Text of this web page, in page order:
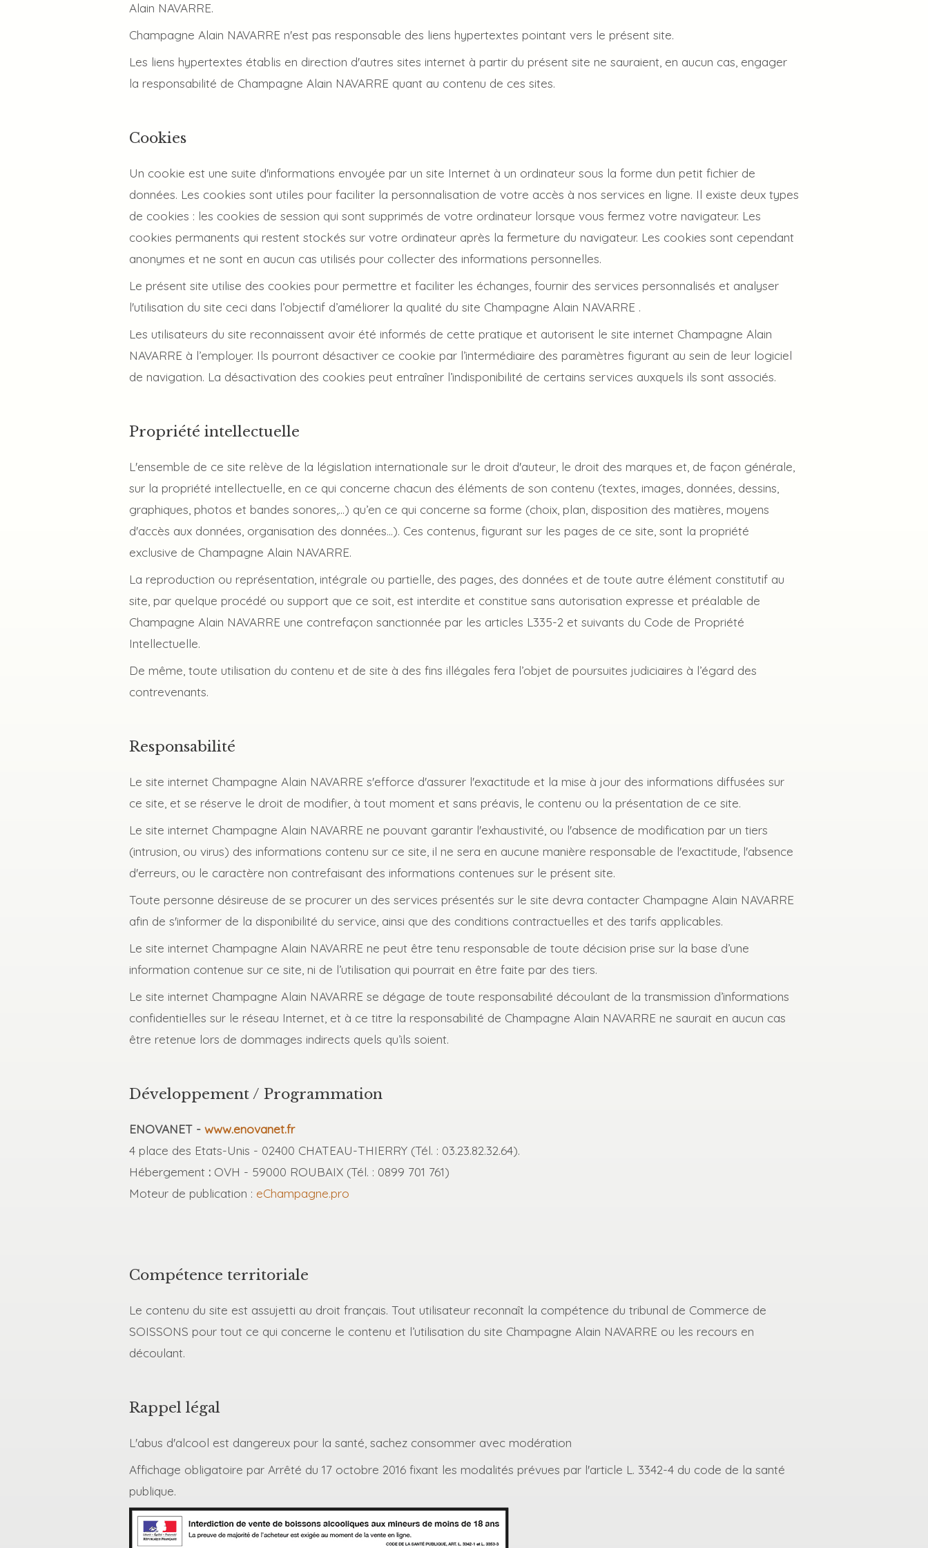
Alain NAVARRE.
Champagne Alain NAVARRE n'est pas responsable des liens hypertextes pointant vers le présent site.
Les liens hypertextes établis en direction d'autres sites internet à partir du présent site ne sauraient, en aucun cas, engager
la responsabilité de Champagne Alain NAVARRE quant au contenu de ces sites.
Cookies
Un cookie est une suite d'informations envoyée par un site Internet à un ordinateur sous la forme dun petit fichier de
données. Les cookies sont utiles pour faciliter la personnalisation de votre accès à nos services en ligne. Il existe deux types
de cookies : les cookies de session qui sont supprimés de votre ordinateur lorsque vous fermez votre navigateur. Les
cookies permanents qui restent stockés sur votre ordinateur après la fermeture du navigateur. Les cookies sont cependant
anonymes et ne sont en aucun cas utilisés pour collecter des informations personnelles.
Le présent site utilise des cookies pour permettre et faciliter les échanges, fournir des services personnalisés et analyser
l'utilisation du site ceci dans l’objectif d’améliorer la qualité du site Champagne Alain NAVARRE .
Les utilisateurs du site reconnaissent avoir été informés de cette pratique et autorisent le site internet Champagne Alain
NAVARRE à l’employer. Ils pourront désactiver ce cookie par l’intermédiaire des paramètres figurant au sein de leur logiciel
de navigation. La désactivation des cookies peut entraîner l’indisponibilité de certains services auxquels ils sont associés.
Propriété intellectuelle
L'ensemble de ce site relève de la législation internationale sur le droit d'auteur, le droit des marques et, de façon générale,
sur la propriété intellectuelle, en ce qui concerne chacun des éléments de son contenu (textes, images, données, dessins,
graphiques, photos et bandes sonores,...) qu’en ce qui concerne sa forme (choix, plan, disposition des matières, moyens
d'accès aux données, organisation des données...). Ces contenus, figurant sur les pages de ce site, sont la propriété
exclusive de Champagne Alain NAVARRE.
La reproduction ou représentation, intégrale ou partielle, des pages, des données et de toute autre élément constitutif au
site, par quelque procédé ou support que ce soit, est interdite et constitue sans autorisation expresse et préalable de
Champagne Alain NAVARRE une contrefaçon sanctionnée par les articles L335-2 et suivants du Code de Propriété
Intellectuelle.
De même, toute utilisation du contenu et de site à des fins illégales fera l’objet de poursuites judiciaires à l’égard des
contrevenants.
Responsabilité
Le site internet Champagne Alain NAVARRE s'efforce d'assurer l'exactitude et la mise à jour des informations diffusées sur
ce site, et se réserve le droit de modifier, à tout moment et sans préavis, le contenu ou la présentation de ce site.
Le site internet Champagne Alain NAVARRE ne pouvant garantir l'exhaustivité, ou l'absence de modification par un tiers
(intrusion, ou virus) des informations contenu sur ce site, il ne sera en aucune manière responsable de l'exactitude, l'absence
d'erreurs, ou le caractère non contrefaisant des informations contenues sur le présent site.
Toute personne désireuse de se procurer un des services présentés sur le site devra contacter Champagne Alain NAVARRE
afin de s'informer de la disponibilité du service, ainsi que des conditions contractuelles et des tarifs applicables.
Le site internet Champagne Alain NAVARRE ne peut être tenu responsable de toute décision prise sur la base d’une
information contenue sur ce site, ni de l’utilisation qui pourrait en être faite par des tiers.
Le site internet Champagne Alain NAVARRE se dégage de toute responsabilité découlant de la transmission d’informations
confidentielles sur le réseau Internet, et à ce titre la responsabilité de Champagne Alain NAVARRE ne saurait en aucun cas
être retenue lors de dommages indirects quels qu’ils soient.
Développement / Programmation
ENOVANET - www.enovanet.fr
4 place des Etats-Unis - 02400 CHATEAU-THIERRY (Tél. : 03.23.82.32.64).
Hébergement : OVH - 59000 ROUBAIX (Tél. : 0899 701 761)
Moteur de publication : eChampagne.pro
Compétence territoriale
Le contenu du site est assujetti au droit français. Tout utilisateur reconnaît la compétence du tribunal de Commerce de
SOISSONS pour tout ce qui concerne le contenu et l’utilisation du site Champagne Alain NAVARRE ou les recours en
découlant.
Rappel légal
L'abus d'alcool est dangereux pour la santé, sachez consommer avec modération
Affichage obligatoire par Arrêté du 17 octobre 2016 fixant les modalités prévues par l'article L. 3342-4 du code de la santé
publique.